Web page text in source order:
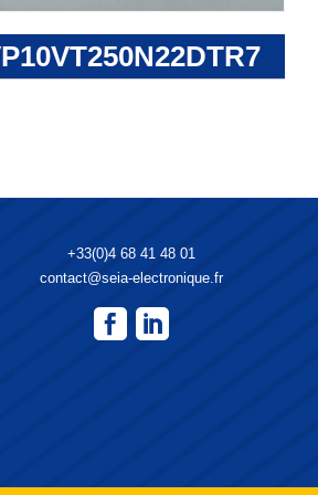
+33(0)4 68 41 48 01
contact@seia-electronique.fr